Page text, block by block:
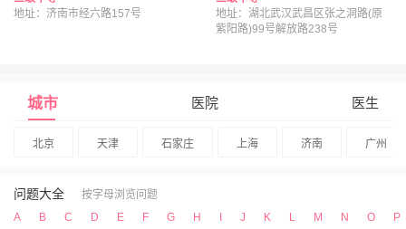
地址：济南市经六路157号
地址：湖北武汉武昌区张之洞路(原
紫阳路)99号解放路238号
城市 医院 医生
北京 天津 石家庄 上海 济南 广州
问题大全
按字母浏览问题
A
B C D E F G H I J K L M N O P